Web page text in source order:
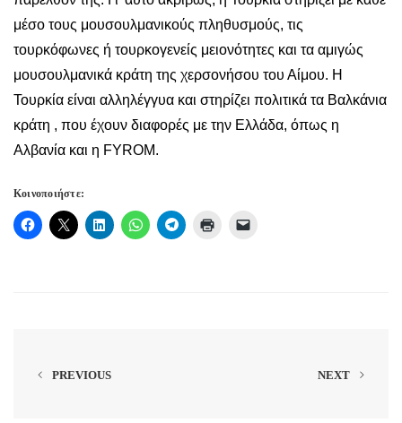
μέσο τους μουσουλμανικούς πληθυσμούς, τις
τουρκόφωνες ή τουρκογενείς μειονότητες και τα αμιγώς
μουσουλμανικά κράτη της χερσονήσου του Αίμου. Η
Τουρκία είναι αλληλέγγυα και στηρίζει πολιτικά τα Βαλκάνια
κράτη , που έχουν διαφορές με την Ελλάδα, όπως η
Αλβανία και η FYROM.
Κοινοποιήστε:
PREVIOUS NEXT